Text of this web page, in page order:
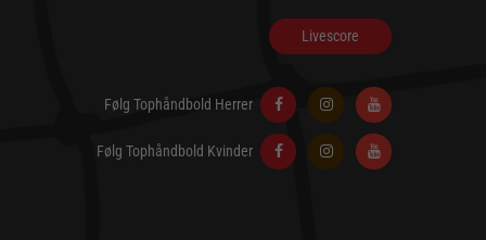
Livescore
Følg Tophåndbold Herrer
Følg Tophåndbold Kvinder